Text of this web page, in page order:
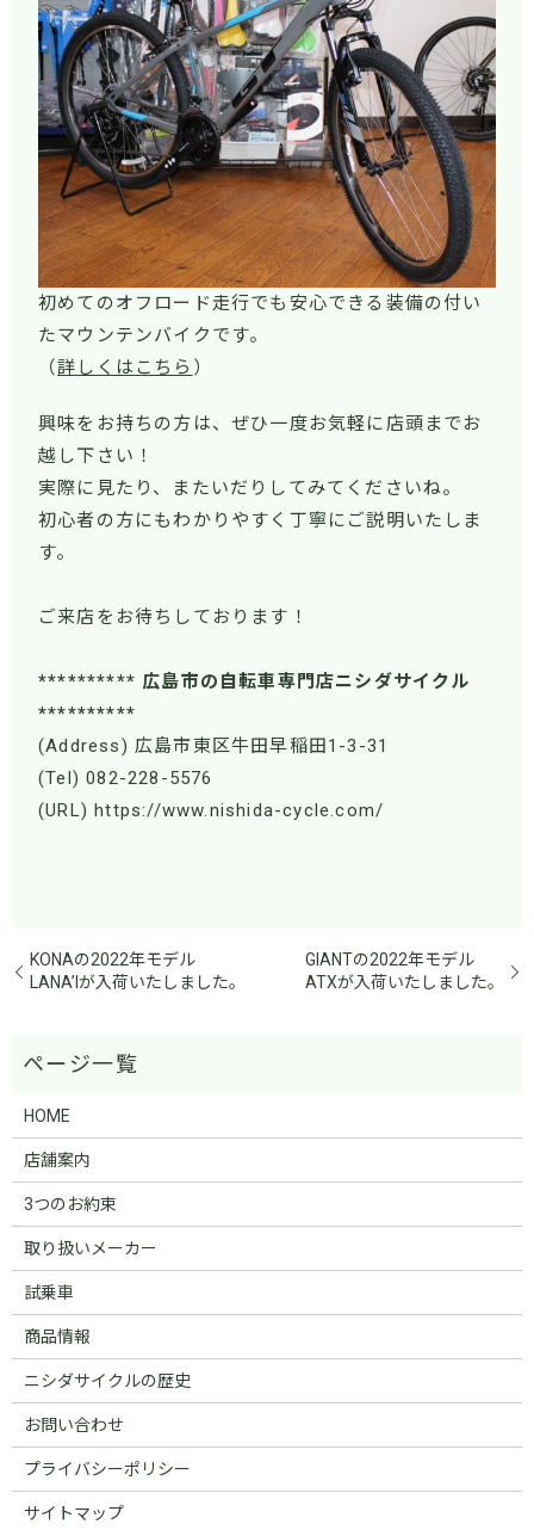
初めてのオフロード走行でも安心できる装備の付い
たマウンテンバイクです。
（詳しくはこちら ）
興味をお持ちの方は、ぜひ一度お気軽に店頭までお
越し下さい！
実際に見たり、またいだりしてみてくださいね。
初心者の方にもわかりやすく丁寧にご説明いたしま
す。
ご来店をお待ちしております！
********** 広島市の自転車専門店ニシダサイクル
**********
(Address) 広島市東区牛田早稲田1-3-31
(Tel) 082-228-5576
(URL) https://www.nishida-cycle.com/
KONAの2022年モデル
LANA’Iが入荷いたしました。
GIANTの2022年モデル
ATXが入荷いたしました。
HOME
店舗案内
3つのお約束
取り扱いメーカー
試乗車
商品情報
ニシダサイクルの歴史
お問い合わせ
プライバシーポリシー
サイトマップ